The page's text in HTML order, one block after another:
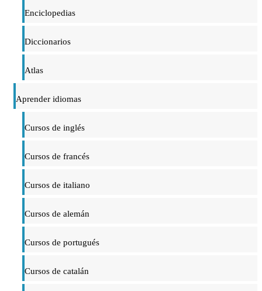
Enciclopedias
Diccionarios
Atlas
Aprender idiomas
Cursos de inglés
Cursos de francés
Cursos de italiano
Cursos de alemán
Cursos de portugués
Cursos de catalán